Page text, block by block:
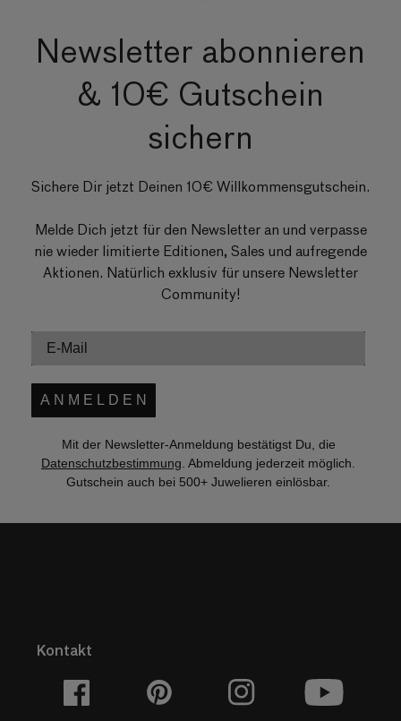
Newsletter abonnieren
& 10€ Gutschein
sichern
Sichere Dir jetzt Deinen 10€ Willkommensgutschein.
Melde Dich jetzt für den Newsletter an und verpasse
nie wieder limitierte Editionen, Sales und aufregende
Aktionen. Natürlich exklusiv für unsere Newsletter
Community!
A N M E L D E N
Mit der Newsletter-Anmeldung bestätigst Du, die
Datenschutzbestimmung . Abmeldung jederzeit möglich.
Gutschein auch bei 500+ Juwelieren einlösbar.
Kontakt
Facebook Pinterest Instagram YouTube